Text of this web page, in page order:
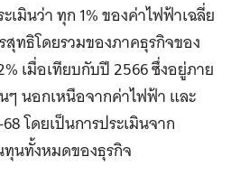
เมินว่า ทุก 1% ของค่าไฟฟ้าเฉลี่ย
สุทธิโดยรวมของภาคธุรกิจของ
เมื่อเทียบกับปี 2566 ซึ่งอยู่ภาย
นอกเหนือจากค่าไฟฟ้า และ
โดยเป็นการประเมินจาก
นทั้งหมดของธุรกิจ